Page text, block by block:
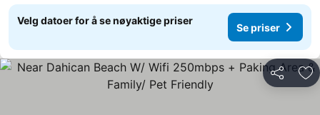
Velg datoer for å se nøyaktige priser
Se priser
Del